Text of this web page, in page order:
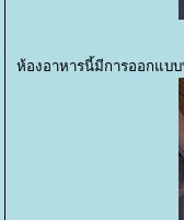
ห้องอาหารนี้มีการออกแบ